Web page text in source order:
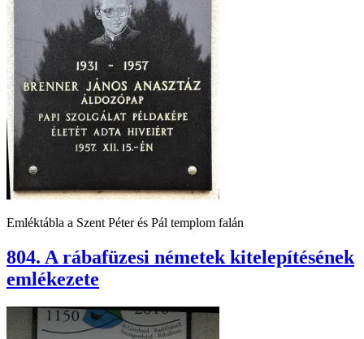
Emléktábla a Szent Péter és Pál templom falán
804. A rábafüzesi németek kitelepítésének
emlékezete